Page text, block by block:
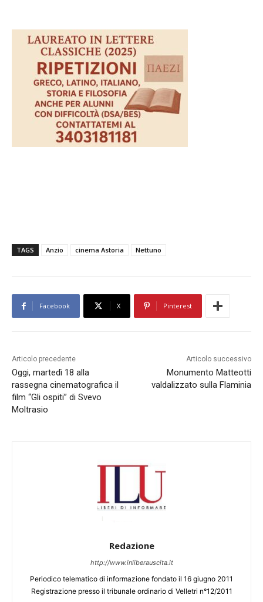
TAGS Anzio cinema Astoria Nettuno
Facebook X Pinterest
Articolo precedente
Oggi, martedì 18 alla
rassegna cinematografica il
film “Gli ospiti” di Svevo
Moltrasio
Articolo successivo
Monumento Matteotti
valdalizzato sulla Flaminia
Redazione
http://www.inliberauscita.it
Periodico telematico di informazione fondato il 16 giugno 2011
Registrazione presso il tribunale ordinario di Velletri n°12/2011